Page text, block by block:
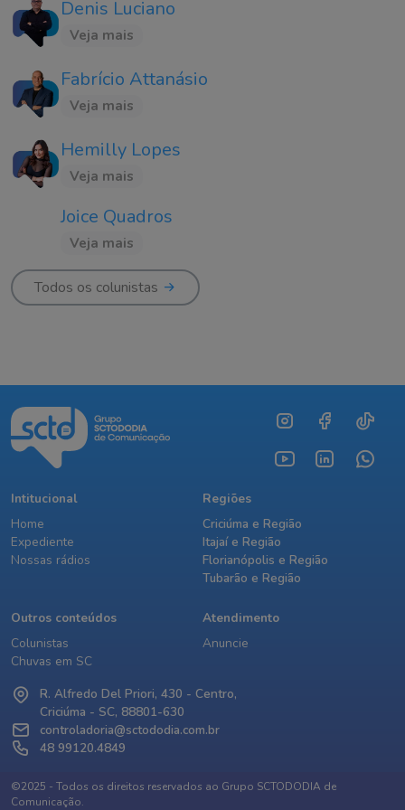
Denis Luciano
Veja mais
Fabrício Attanásio
Veja mais
Hemilly Lopes
Veja mais
Joice Quadros
Veja mais
Todos os colunistas
Intitucional
Home
Expediente
Nossas rádios
Regiões
Criciúma e Região
Itajaí e Região
Florianópolis e Região
Tubarão e Região
Outros conteúdos
Colunistas
Chuvas em SC
Atendimento
Anuncie
R. Alfredo Del Priori, 430 - Centro,
Criciúma - SC, 88801-630
controladoria@sctododia.com.br
48 99120.4849
©2025 - Todos os direitos reservados ao Grupo SCTODODIA de
Comunicação.